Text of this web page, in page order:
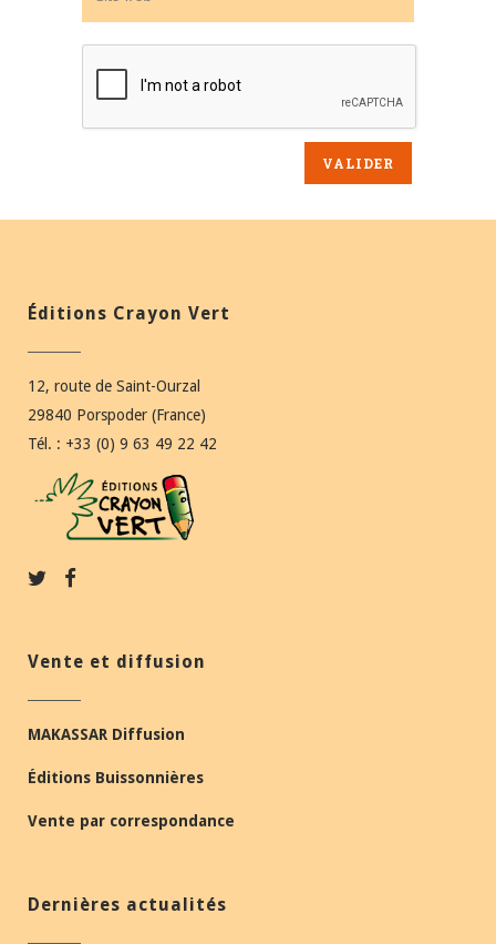
Éditions Crayon Vert
12, route de Saint-Ourzal
29840 Porspoder (France)
Tél. : +33 (0) 9 63 49 22 42
Vente et diffusion
MAKASSAR Diffusion
Éditions Buissonnières
Vente par correspondance
Dernières actualités